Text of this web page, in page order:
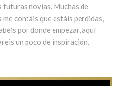
futuras novias. Muchas de
contáis que estáis perdidas,
por donde empezar, aquí
un poco de inspiración.